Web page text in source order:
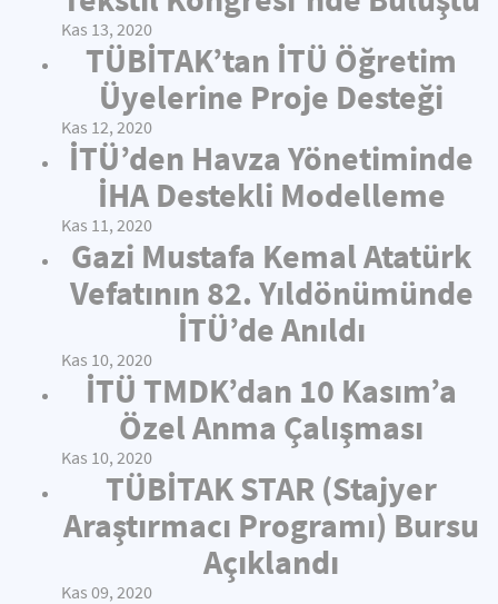
Kas 13, 2020
TÜBİTAK’tan İTÜ Öğretim
Üyelerine Proje Desteği
Kas 12, 2020
İTÜ’den Havza Yönetiminde
İHA Destekli Modelleme
Kas 11, 2020
Gazi Mustafa Kemal Atatürk
Vefatının 82. Yıldönümünde
İTÜ’de Anıldı
Kas 10, 2020
İTÜ TMDK’dan 10 Kasım’a
Özel Anma Çalışması
Kas 10, 2020
TÜBİTAK STAR (Stajyer
Araştırmacı Programı) Bursu
Açıklandı
Kas 09, 2020